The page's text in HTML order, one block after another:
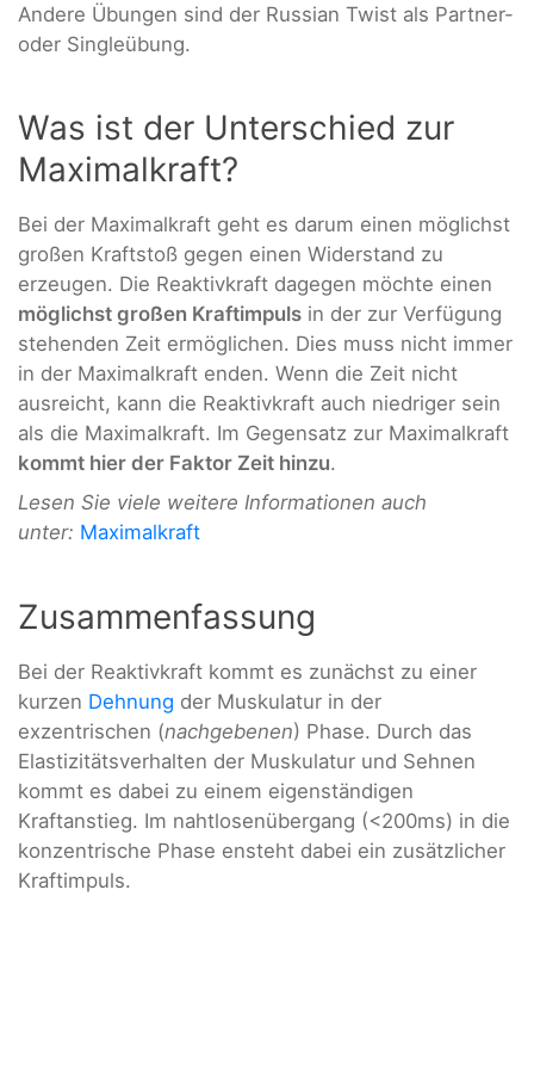
Andere Übungen sind der Russian Twist als Partner-
oder Singleübung.
Was ist der Unterschied zur
Maximalkraft?
Bei der Maximalkraft geht es darum einen möglichst
großen Kraftstoß gegen einen Widerstand zu
erzeugen. Die Reaktivkraft dagegen möchte einen
möglichst großen Kraftimpuls in der zur Verfügung
stehenden Zeit ermöglichen. Dies muss nicht immer
in der Maximalkraft enden. Wenn die Zeit nicht
ausreicht, kann die Reaktivkraft auch niedriger sein
als die Maximalkraft. Im Gegensatz zur Maximalkraft
kommt hier der Faktor Zeit hinzu.
Lesen Sie viele weitere Informationen auch
unter: Maximalkraft
Zusammenfassung
Bei der Reaktivkraft kommt es zunächst zu einer
kurzen Dehnung der Muskulatur in der
exzentrischen (nachgebenen) Phase. Durch das
Elastizitätsverhalten der Muskulatur und Sehnen
kommt es dabei zu einem eigenständigen
Kraftanstieg. Im nahtlosenübergang (<200ms) in die
konzentrische Phase ensteht dabei ein zusätzlicher
Kraftimpuls.